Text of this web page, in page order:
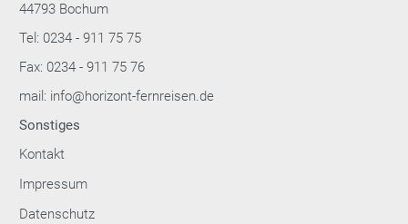
44793 Bochum
Tel: 0234 - 911 75 75
Fax: 0234 - 911 75 76
mail: info@horizont-fernreisen.de
Sonstiges
Kontakt
Impressum
Datenschutz